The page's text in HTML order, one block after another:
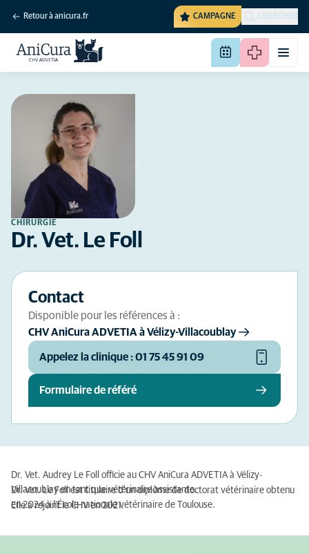
Retour à anicura.fr CAMPAGNE CHERCHER
CHIRURGIE
Dr. Vet. Le Foll
Contact
Disponible pour les références à :
CHV AniCura ADVETIA à Vélizy-Villacoublay
Appelez la clinique : 01 75 45 91 09
Formulaire de référé
Dr. Vet. Audrey Le Foll officie au CHV AniCura ADVETIA à Vélizy-
Villacoublay en tant que vétérinaire assistante.
Dr. Vet. Le Foll est titulaire d'un diplôme de doctorat vétérinaire obtenu
en 2024 à l'École nationale vétérinaire de Toulouse.
Elle a rejoint le CHV en 2021.